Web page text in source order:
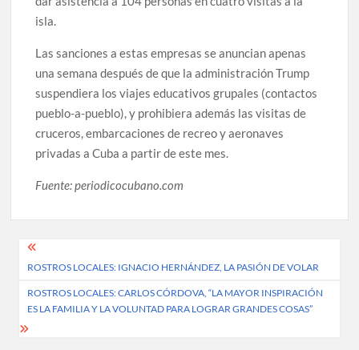
isla.
Las sanciones a estas empresas se anuncian apenas
una semana después de que la administración Trump
suspendiera los viajes educativos grupales (contactos
pueblo-a-pueblo), y prohibiera además las visitas de
cruceros, embarcaciones de recreo y aeronaves
privadas a Cuba a partir de este mes.
Fuente: periodicocubano.com
Post
navigation
ROSTROS LOCALES: IGNACIO HERNÁNDEZ, LA PASIÓN DE VOLAR
ROSTROS LOCALES: CARLOS CÓRDOVA, “LA MAYOR INSPIRACIÓN
ES LA FAMILIA Y LA VOLUNTAD PARA LOGRAR GRANDES COSAS”